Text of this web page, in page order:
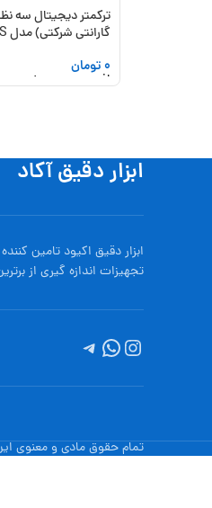
گارانتی شرکتی) مدل TTS
0تومان
افزودن به سبد خرید
ابزار دقیق آکاد
ابزار دقیق اکیود تامین
تجهيزات اندازه گیری از
تمام حقوق مادی و معنوی